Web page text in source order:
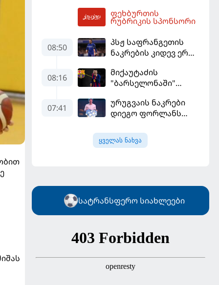
ჩააბარეს
ფეხბურთის
რუბრიკის სპონსორი
08:50
პსჟ საფრანგეთის
ნაკრების კიდევ ერთი
დამატებას გეგმავს
08:16
მიქაუტაძის
"ბარსელონაში"
უფრო რეალური
ხდება - რაზე ესაუბრა
კატალონიელთა
მთავარ მწვრთნელს
07:41
ურუგვაის ნაკრები
დიეგო ფორლანს
ყველას ნახვა
სატრანსფერო სიახლეები